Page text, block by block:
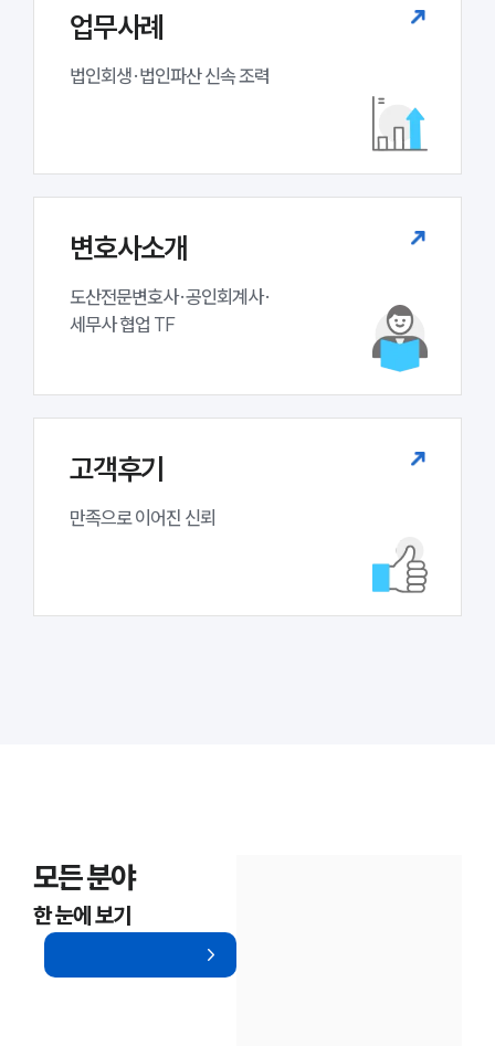
업무분야
법인회생파산전문변호사
언론보도
뉴스레터/브로슈어
대륜법률상담예약
업무사례
법인회생·법인파산 신속 조력
변호사소개
도산전문변호사·공인회계사·
세무사 협업 TF
고객후기
만족으로 이어진 신뢰
모든 분야
한 눈에 보기